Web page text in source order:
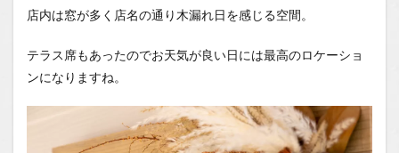
店内は窓が多く店名の通り木漏れ日を感じる空間。
テラス席もあったのでお天気が良い日には最高のロケーショ
ンになりますね。